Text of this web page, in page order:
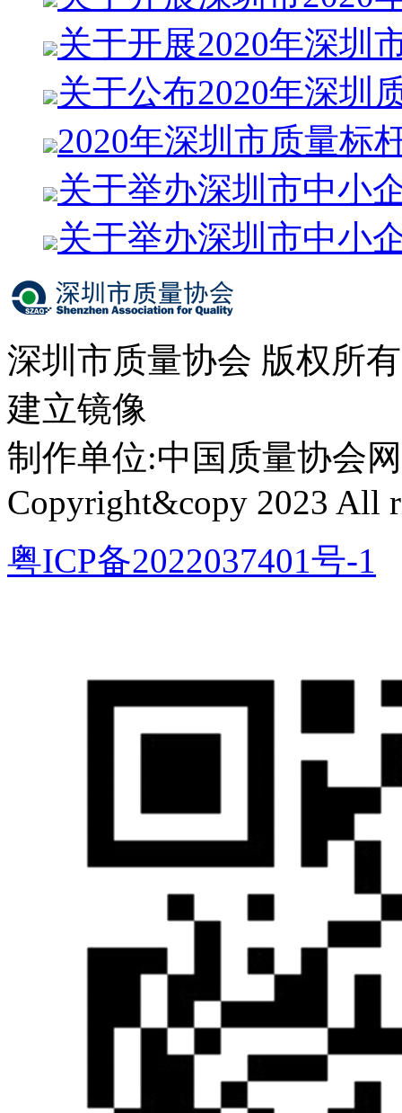
关于开展2020年深圳
关于公布2020年深圳
2020年深圳市质量标
关于举办深圳市中小
关于举办深圳市中小
深圳市质量协会 版权所
建立镜像
制作单位:中国质量协会
Copyright&copy 2023 All
粤ICP备2022037401号-1